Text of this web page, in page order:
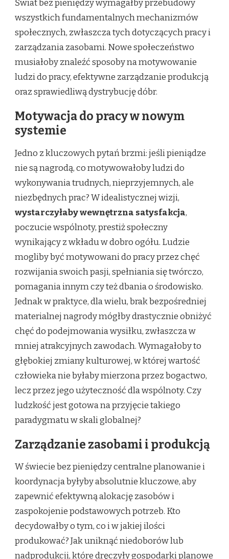
Świat bez pieniędzy wymagałby przebudowy
wszystkich fundamentalnych mechanizmów
społecznych, zwłaszcza tych dotyczących pracy i
zarządzania zasobami. Nowe społeczeństwo
musiałoby znaleźć sposoby na motywowanie
ludzi do pracy, efektywne zarządzanie produkcją
oraz sprawiedliwą dystrybucję dóbr.
Motywacja do pracy w nowym
systemie
Jedno z kluczowych pytań brzmi: jeśli pieniądze
nie są nagrodą, co motywowałoby ludzi do
wykonywania trudnych, nieprzyjemnych, ale
niezbędnych prac? W idealistycznej wizji,
wystarczyłaby wewnętrzna satysfakcja,
poczucie wspólnoty, prestiż społeczny
wynikający z wkładu w dobro ogółu. Ludzie
mogliby być motywowani do pracy przez chęć
rozwijania swoich pasji, spełniania się twórczo,
pomagania innym czy też dbania o środowisko.
Jednak w praktyce, dla wielu, brak bezpośredniej
materialnej nagrody mógłby drastycznie obniżyć
chęć do podejmowania wysiłku, zwłaszcza w
mniej atrakcyjnych zawodach. Wymagałoby to
głębokiej zmiany kulturowej, w której wartość
człowieka nie byłaby mierzona przez bogactwo,
lecz przez jego użyteczność dla wspólnoty. Czy
ludzkość jest gotowa na przyjęcie takiego
paradygmatu w skali globalnej?
Zarządzanie zasobami i produkcją
W świecie bez pieniędzy centralne planowanie i
koordynacja byłyby absolutnie kluczowe, aby
zapewnić efektywną alokację zasobów i
zaspokojenie podstawowych potrzeb. Kto
decydowałby o tym, co i w jakiej ilości
produkować? Jak uniknąć niedoborów lub
nadprodukcji, które dręczyły gospodarki planowe